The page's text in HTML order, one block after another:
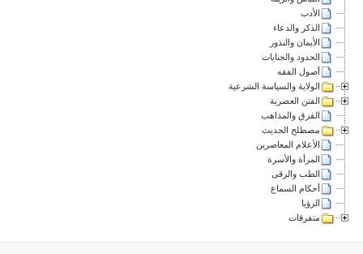
الأدب
الذكر والدعاء
الأيمان والنذور
الحدود والجنايات
أصول الفقه
الولاية والسياسة الشرعية
الفتن العصرية
الفرق والمذاهب
مصطلح الحديث
الأعلام المعاصرين
المرأة والأسرة
الطب والرقى
أحكام السماع
الرؤيا
متفرقات